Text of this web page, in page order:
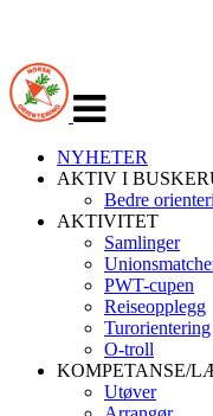
navigasjon
NYHETER
AKTIV I
Bedre
AKTIVITET
Samlinger
PWT-cupen
Reiseopplegg
Turorientering
O-troll
KOMPETANSE/
Utøver